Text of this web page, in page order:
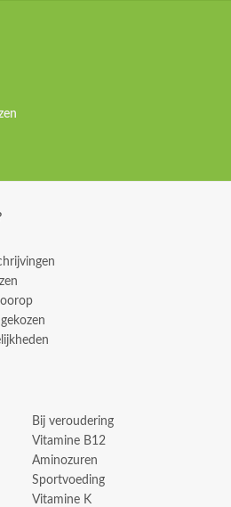
Bij veroudering
Vitamine B12
Aminozuren
Sportvoeding
Vitamine K